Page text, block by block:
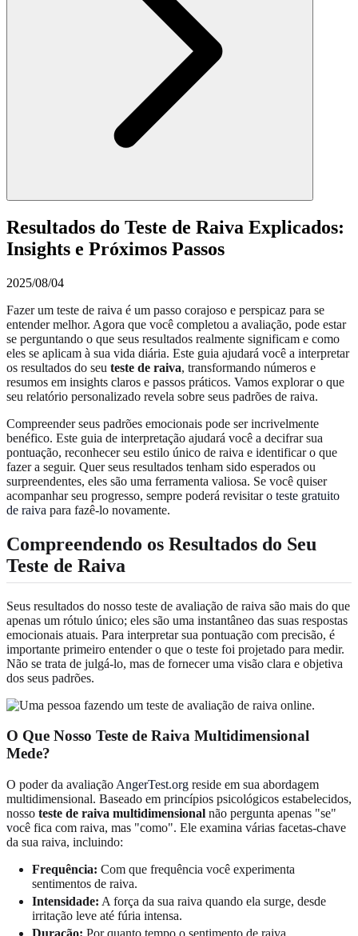
Resultados do Teste de Raiva Explicados:
Insights e Próximos Passos
2025/08/04
Fazer um teste de raiva é um passo corajoso e perspicaz para se
entender melhor. Agora que você completou a avaliação, pode estar
se perguntando o que seus resultados realmente significam e como
eles se aplicam à sua vida diária. Este guia ajudará você a interpretar
os resultados do seu teste de raiva, transformando números e
resumos em insights claros e passos práticos. Vamos explorar o que
seu relatório personalizado revela sobre seus padrões de raiva.
Compreender seus padrões emocionais pode ser incrivelmente
benéfico. Este guia de interpretação ajudará você a decifrar sua
pontuação, reconhecer seu estilo único de raiva e identificar o que
fazer a seguir. Quer seus resultados tenham sido esperados ou
surpreendentes, eles são uma ferramenta valiosa. Se você quiser
acompanhar seu progresso, sempre poderá revisitar o teste gratuito
de raiva para fazê-lo novamente.
Compreendendo os Resultados do Seu
Teste de Raiva
Seus resultados do nosso teste de avaliação de raiva são mais do que
apenas um rótulo único; eles são uma instantâneo das suas respostas
emocionais atuais. Para interpretar sua pontuação com precisão, é
importante primeiro entender o que o teste foi projetado para medir.
Não se trata de julgá-lo, mas de fornecer uma visão clara e objetiva
dos seus padrões.
O Que Nosso Teste de Raiva Multidimensional
Mede?
O poder da avaliação AngerTest.org reside em sua abordagem
multidimensional. Baseado em princípios psicológicos estabelecidos,
nosso teste de raiva multidimensional não pergunta apenas "se"
você fica com raiva, mas "como". Ele examina várias facetas-chave
da sua raiva, incluindo:
Frequência: Com que frequência você experimenta
sentimentos de raiva.
Intensidade: A força da sua raiva quando ela surge, desde
irritação leve até fúria intensa.
Duração: Por quanto tempo o sentimento de raiva